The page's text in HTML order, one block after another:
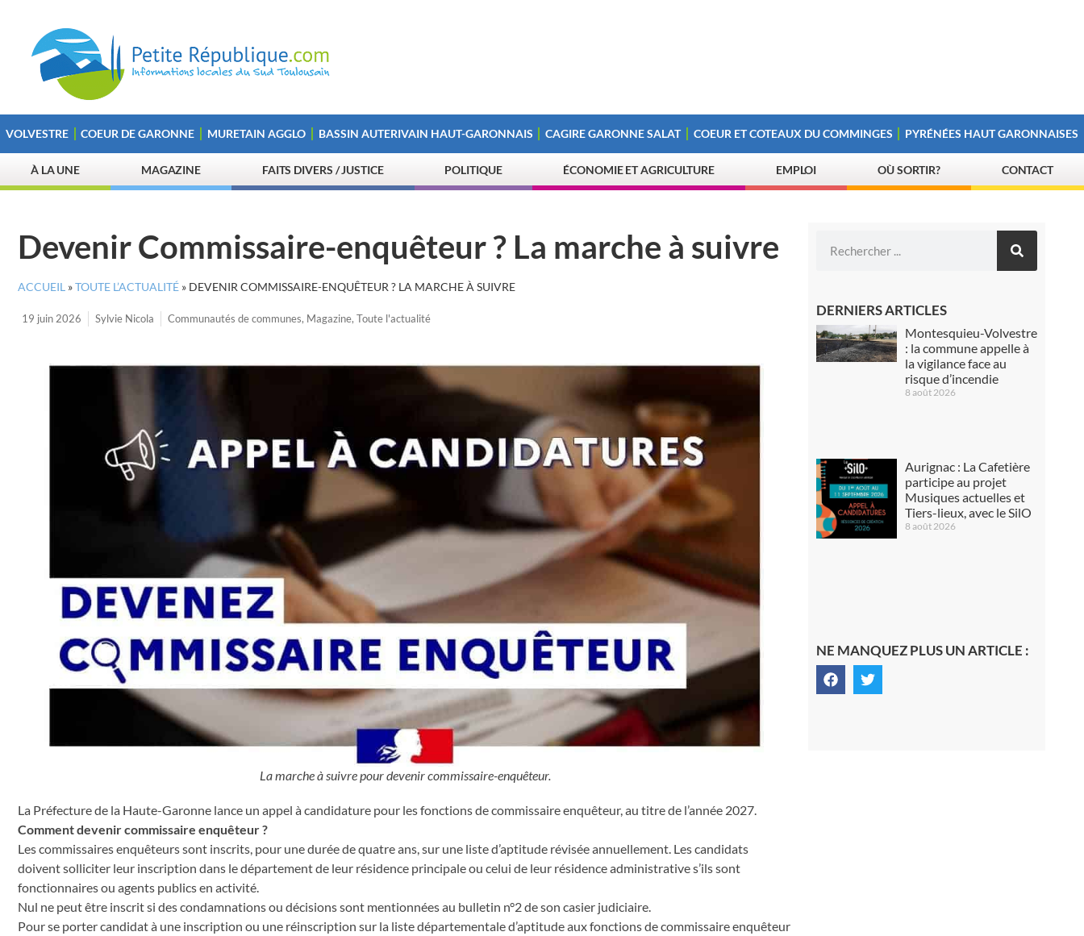
VOLVESTRE COEUR DE GARONNE MURETAIN AGGLO BASSIN AUTERIVAIN HAUT-GARONNAIS CAGIRE GARONNE SALAT COEUR ET COTEAUX DU COMMINGES PYRÉNÉES HAUT GARONNAISES
À LA UNE MAGAZINE FAITS DIVERS / JUSTICE POLITIQUE ÉCONOMIE ET AGRICULTURE EMPLOI OÙ SORTIR? CONTACT
Devenir Commissaire-enquêteur ? La marche à suivre
ACCUEIL »TOUTE L’ACTUALITÉ » DEVENIR COMMISSAIRE-ENQUÊTEUR ? LA MARCHE À SUIVRE
19 juin 2026 Sylvie Nicola Communautés de communes, Magazine, Toute l'actualité
La marche à suivre pour devenir commissaire-enquêteur.
La Préfecture de la Haute-Garonne lance un appel à candidature pour les fonctions de commissaire enquêteur, au titre de l’année 2027.
Comment devenir commissaire enquêteur ?
Les commissaires enquêteurs sont inscrits, pour une durée de quatre ans, sur une liste d’aptitude révisée annuellement. Les candidats
doivent solliciter leur inscription dans le département de leur résidence principale ou celui de leur résidence administrative s’ils sont
fonctionnaires ou agents publics en activité.
Nul ne peut être inscrit si des condamnations ou décisions sont mentionnées au bulletin n°2 de son casier judiciaire.
Pour se porter candidat à une inscription ou une réinscription sur la liste départementale d’aptitude aux fonctions de commissaire enquêteur
DERNIERS ARTICLES
Montesquieu-Volvestre
: la commune appelle à
la vigilance face au
risque d’incendie
8 août 2026
Aurignac : La Cafetière
participe au projet
Musiques actuelles et
Tiers-lieux, avec le SilO
8 août 2026
NE MANQUEZ PLUS UN ARTICLE :